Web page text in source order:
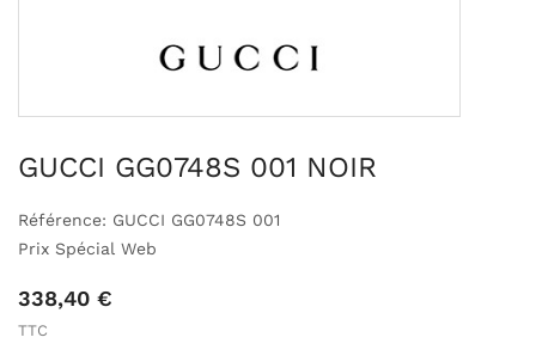
GUCCI GG0748S 001 NOIR
Référence: GUCCI GG0748S 001
Prix Spécial Web
338,40 €
TTC